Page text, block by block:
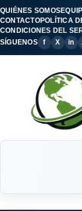
QUIÉNES SOMOS
CONTACTOPOLÍTICA
CONDICIONES DEL
SÍGUENOS
f X in